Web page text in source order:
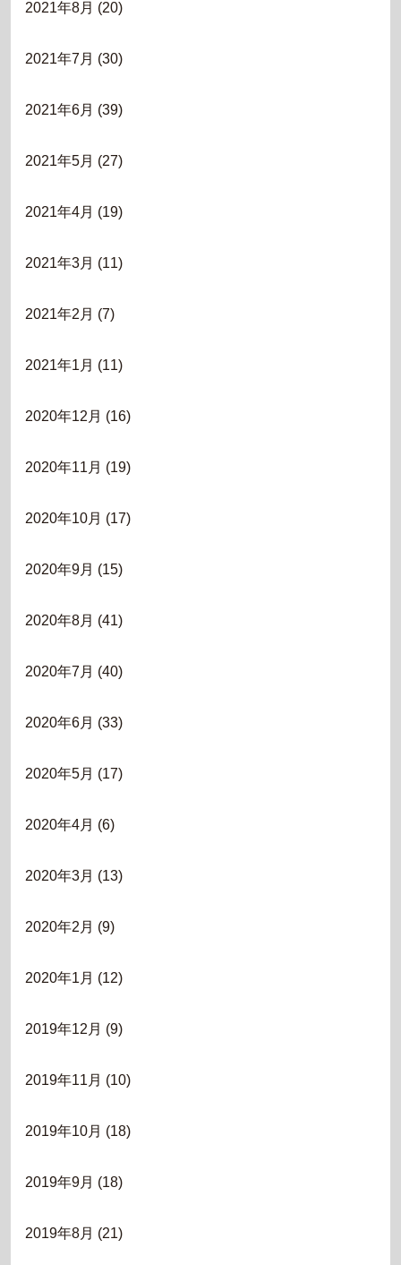
2021年8月 (20)
2021年7月 (30)
2021年6月 (39)
2021年5月 (27)
2021年4月 (19)
2021年3月 (11)
2021年2月 (7)
2021年1月 (11)
2020年12月 (16)
2020年11月 (19)
2020年10月 (17)
2020年9月 (15)
2020年8月 (41)
2020年7月 (40)
2020年6月 (33)
2020年5月 (17)
2020年4月 (6)
2020年3月 (13)
2020年2月 (9)
2020年1月 (12)
2019年12月 (9)
2019年11月 (10)
2019年10月 (18)
2019年9月 (18)
2019年8月 (21)